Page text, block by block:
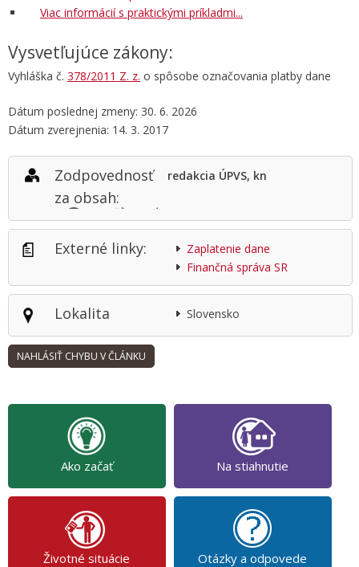
Viac informácií s praktickými príkladmi...
Vysvetľujúce zákony:
Vyhláška č. 378/2011 Z. z. o spôsobe označovania platby dane
Dátum poslednej zmeny: 30. 6. 2026
Dátum zverejnenia: 14. 3. 2017
Zodpovednosť
za obsah:
redakcia ÚPVS, kn
Externé linky:
Zaplatenie dane
Finančná správa SR
Lokalita Slovensko
Ako začať Na stiahnutie
Životné situácie Otázky a odpovede